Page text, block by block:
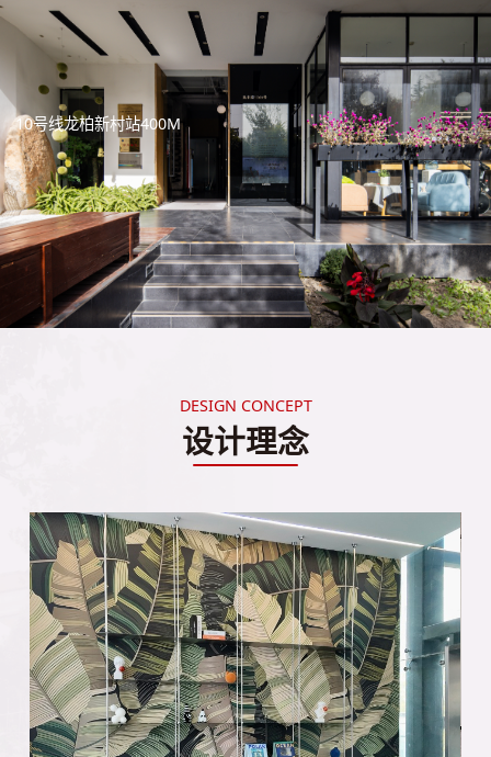
10号线龙柏新村站400M
DESIGN CONCEPT
设计理念